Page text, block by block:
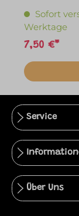
Sofort
Werktage
7,50 €*
Service
Über Uns